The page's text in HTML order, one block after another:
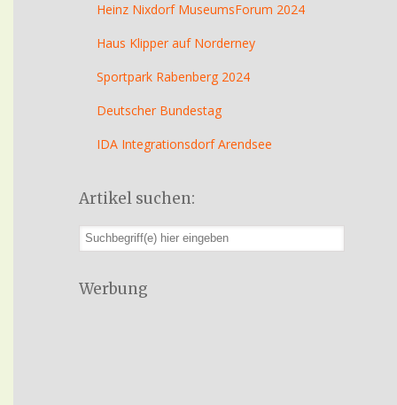
Heinz Nixdorf MuseumsForum 2024
Haus Klipper auf Norderney
Sportpark Rabenberg 2024
Deutscher Bundestag
IDA Integrationsdorf Arendsee
Artikel suchen:
Werbung